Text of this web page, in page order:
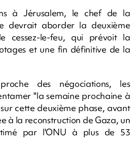
à Jérusalem, le chef de la
devrait aborder la deuxième
cessez-le-feu, qui prévoit la
et une fin définitive de la
des négociations, les
"la semaine prochaine à
cette deuxième phase, avant
à la reconstruction de Gaza, un
par l'ONU à plus de 53